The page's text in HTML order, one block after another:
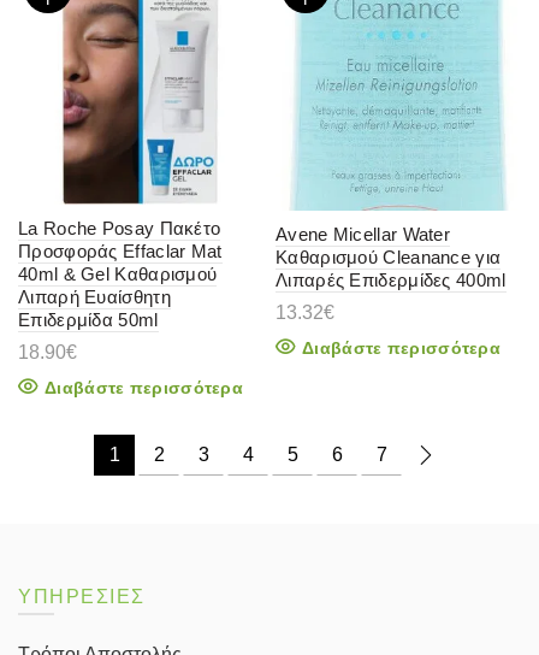
La Roche Posay Πακέτο
Προσφοράς Effaclar Mat
40ml & Gel Καθαρισμού
Λιπαρή Ευαίσθητη
Επιδερμίδα 50ml
18.90€
Διαβάστε περισσότερα
Avene Micellar Water
Καθαρισμού Cleanance για
Λιπαρές Επιδερμίδες 400ml
13.32€
Διαβάστε περισσότερα
1 2 3 4 5 6 7
ΥΠΗΡΕΣΙΕΣ